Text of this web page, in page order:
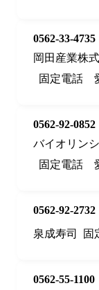
0562-33-4735
岡田産業株
固定電話
0562-92-0852
バイオリン
固定電話
0562-92-2732
泉成寿司
固
0562-55-1100